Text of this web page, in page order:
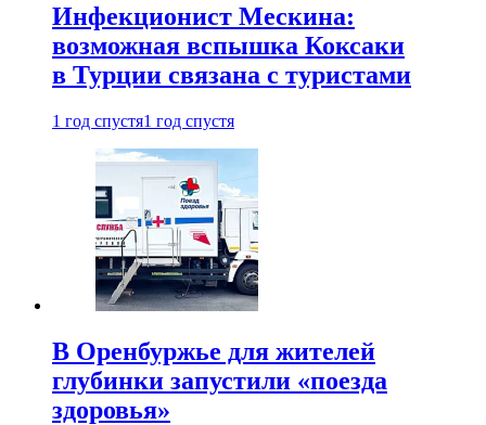
Инфекционист Мескина:
возможная вспышка Коксаки
в Турции связана с туристами
1 год спустя1 год спустя
В Оренбуржье для жителей
глубинки запустили «поезда
здоровья»